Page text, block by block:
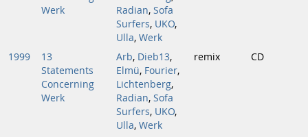
Werk
Radian, Sofa
Surfers, UKO,
Ulla, Werk
1999
13
Statements
Concerning
Werk
Arb, Dieb13,
Elmü, Fourier,
Lichtenberg,
Radian, Sofa
Surfers, UKO,
Ulla, Werk
remix CD